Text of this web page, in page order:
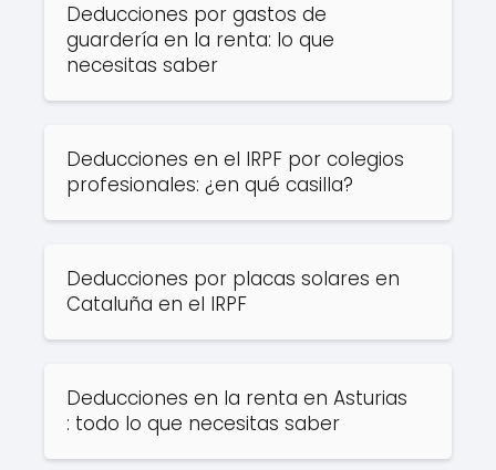
Deducciones por gastos de
guardería en la renta​: lo que
necesitas saber
Deducciones en el IRPF por colegios
profesionales: ¿en qué casilla?​
Deducciones por placas solares en
Cataluña en el IRPF
Deducciones en la renta en Asturias​
: todo lo que necesitas saber